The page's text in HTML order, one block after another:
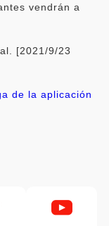
vendrán a
[2021/9/23
de la aplicación